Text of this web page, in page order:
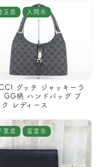
玉県 入間市
グッチ ジャッキーラ
GG柄 ハンドバッグ ブ
ク レディース
葉県 富里市